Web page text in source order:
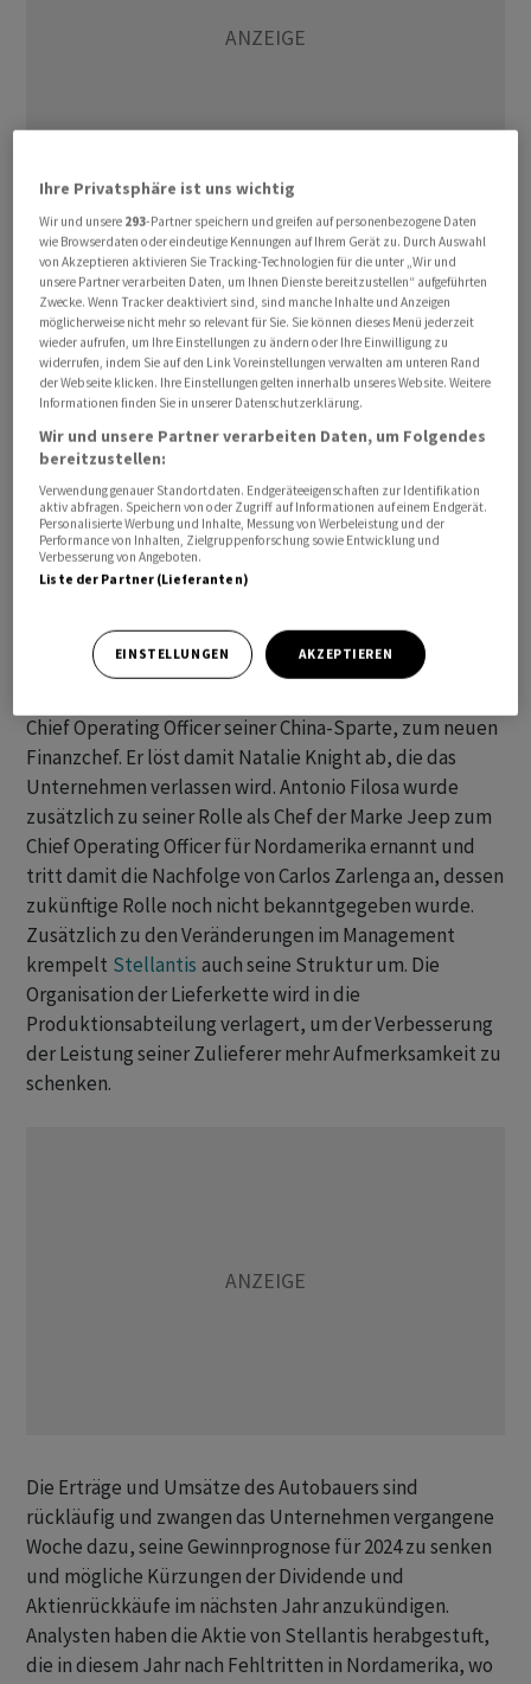
Das bestätigte das Unternehmen am Donnerstag.
Stellantisbaut gerade sein Management umfassend
um, um das rückläufige Nordamerika-Geschäft zu
sanieren. Man suche bereits nach einem Nachfolger für
Tavares, hiess es aus dem Unternehmen. Der Chef des
viertgrössten Automobilherstellers der Welt (gemessen
am Umsatz) sah sich in den vergangenen Monaten
scharfer Kritik von der Gewerkschaft United Auto
Workers (UAW), von Autohändlern und Aktionären
ausgesetzt. Tavares entschied sich nun für eine
Umstrukturierung des Managements, seinen Abgang in
den Ruhestand eingeschlossen, um diese Bedenken
Der französisch-italienische Automobilhersteller
Chief Operating Officer seiner China-Sparte, zum neuen
Finanzchef. Er löst damit Natalie Knight ab, die das
Unternehmen verlassen wird. Antonio Filosa wurde
zusätzlich zu seiner Rolle als Chef der Marke Jeep zum
Chief Operating Officer für Nordamerika ernannt und
tritt damit die Nachfolge von Carlos Zarlenga an, dessen
zukünftige Rolle noch nicht bekanntgegeben wurde.
Zusätzlich zu den Veränderungen im Management
krempelt Stellantis auch seine Struktur um. Die
Organisation der Lieferkette wird in die
Produktionsabteilung verlagert, um der Verbesserung
der Leistung seiner Zulieferer mehr Aufmerksamkeit zu
schenken.
Die Erträge und Umsätze des Autobauers sind
rückläufig und zwangen das Unternehmen vergangene
Woche dazu, seine Gewinnprognose für 2024 zu senken
und mögliche Kürzungen der Dividende und
Aktienrückkäufe im nächsten Jahr anzukündigen.
Analysten haben die Aktie von Stellantis herabgestuft,
die in diesem Jahr nach Fehltritten in Nordamerika, wo
Ihre Privatsphäre ist uns wichtig
Wir und unsere 293-Partner speichern und greifen auf personenbezogene Daten
wie Browserdaten oder eindeutige Kennungen auf Ihrem Gerät zu. Durch Auswahl
von Akzeptieren aktivieren Sie Tracking-Technologien für die unter „Wir und
unsere Partner verarbeiten Daten, um Ihnen Dienste bereitzustellen“ aufgeführten
Zwecke. Wenn Tracker deaktiviert sind, sind manche Inhalte und Anzeigen
möglicherweise nicht mehr so relevant für Sie. Sie können dieses Menü jederzeit
wieder aufrufen, um Ihre Einstellungen zu ändern oder Ihre Einwilligung zu
widerrufen, indem Sie auf den Link Voreinstellungen verwalten am unteren Rand
der Webseite klicken. Ihre Einstellungen gelten innerhalb unseres Website. Weitere
Informationen finden Sie in unserer Datenschutzerklärung.
Wir und unsere Partner verarbeiten Daten, um Folgendes
bereitzustellen:
Verwendung genauer Standortdaten. Endgeräteeigenschaften zur Identifikation
aktiv abfragen. Speichern von oder Zugriff auf Informationen auf einem Endgerät.
Personalisierte Werbung und Inhalte, Messung von Werbeleistung und der
Performance von Inhalten, Zielgruppenforschung sowie Entwicklung und
Verbesserung von Angeboten.
Liste der Partner (Lieferanten)
EINSTELLUNGEN AKZEPTIEREN